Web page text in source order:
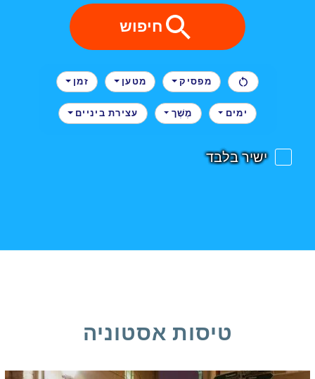
חיפוש
מפסיק מטען זמן
ימים מֶשֶׁך עצירת ביניים
ישיר בלבד
טיסות אסטוניה